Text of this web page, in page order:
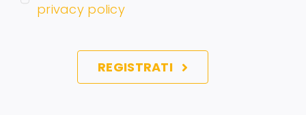
privacy policy
REGISTRATI